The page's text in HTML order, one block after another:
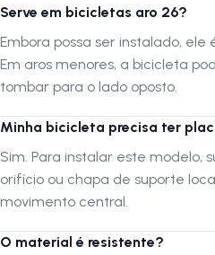
Peso:365 gramas
Tipo de Encaixe:Central
O Descanso Central Zofer é
Aro 29 que buscam uma opção
Sua construção em aço e o peso de
necessária para manter bicicletas
melhor o peso da bicicleta, evitando
Serve em bicicletas aro 26?
Embora possa ser instalado, ele
Em aros menores, a bicicleta
tombar para o lado oposto.
Minha bicicleta precisa ter
Sim. Para instalar este modelo,
orifício ou chapa de suporte
movimento central.
O material é resistente?